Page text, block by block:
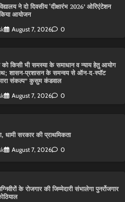
ने दो दिवसीय ‘दीक्षारंभ 2026’ ओरिएंटेशन
आयोजन
August 7, 2026 0
को किसी भी समस्या के समाधान व न्याय हेतु आयोग
शासन-प्रशासन के समन्वय से ऑन-द-स्पॉट
संकल्प” कुसुम कंडवाल
August 7, 2026 0
धामी सरकार की प्राथमिकता
August 7, 2026 0
के रोजगार की जिम्मेदारी संभालेगा पुनर्रोजगार